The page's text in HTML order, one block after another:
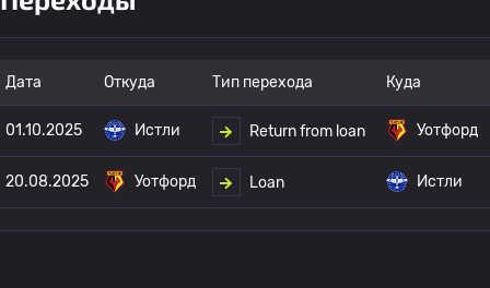
Дата Откуда Тип перехода Куда
01.10.2025 Истли Return from loan Уотфорд
20.08.2025 Уотфорд Loan Истли